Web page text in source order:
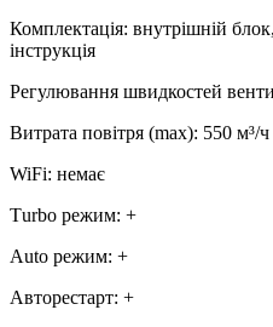
Комплектація: внутрішній
інструкція
Регулювання швидкостей
Витрата повітря (max): 550 м³/ч
WiFi: немає
Тurbo режим: +
Аuto режим: +
Авторестарт: +